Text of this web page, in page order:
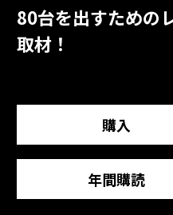
80台を出すための
取材！
購入
年間購読